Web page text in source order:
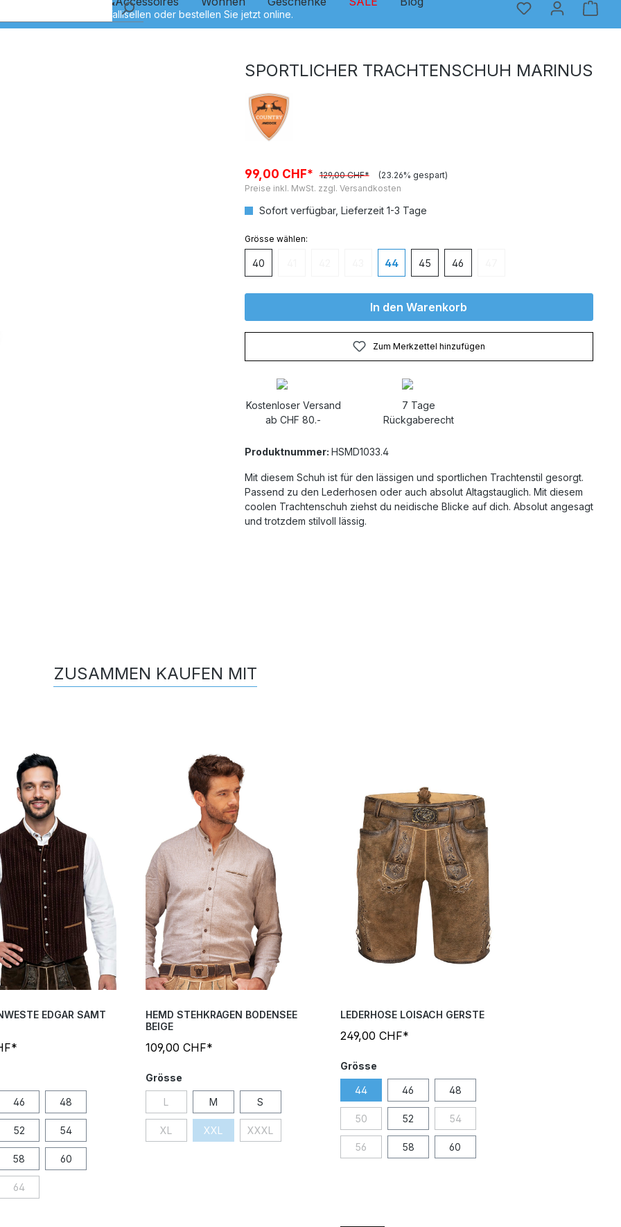
SPORTLICHER TRACHTENSCHUH MARINUS
99,00 CHF* 129,00 CHF*
(23.26% gespart)
Preise inkl. MwSt. zzgl. Versandkosten
Sofort verfügbar, Lieferzeit 1-3 Tage
Grösseauswählen
40 (Diese Option ist zurzeit nicht verfügbar.)
(Diese Option ist zurzeit nicht verfügbar.)
(Diese Option ist zurzeit nicht verfügbar.)
44 45 46
In den Warenkorb
Zum Merkzettel hinzufügen
Kostenloser Versand
ab CHF 80.-
7 Tage
Rückgaberecht
Produktnummer: HSMD1033.4
Mit diesem Schuh ist für den lässigen und sportlichen Trachtenstil gesorgt.
Passend zu den Lederhosen oder auch absolut Altagstauglich. Mit diesem
coolen Trachtenschuh ziehst du neidische Blicke auf dich. Absolut angesagt
und trotzdem stilvoll lässig.
ZUSAMMEN KAUFEN MIT
EDGAR SAMT
46 48
52 54
58 60
64
HEMD STEHKRAGEN BODENSEE
BEIGE
109,00 CHF*
Grösse
L M S
XL XXL XXXL
LEDERHOSE LOISACH GERSTE
249,00 CHF*
Grösse
44 46 48
50 52 54
56 58 60